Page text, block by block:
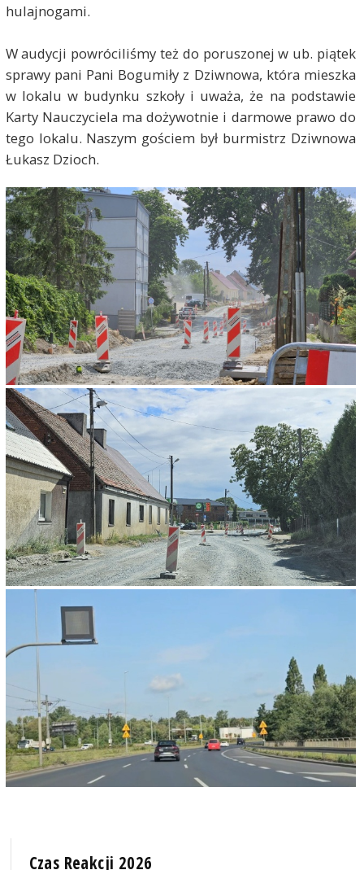
hulajnogami.
W audycji powróciliśmy też do poruszonej w ub. piątek
sprawy pani Pani Bogumiły z Dziwnowa, która mieszka
w lokalu w budynku szkoły i uważa, że na podstawie
Karty Nauczyciela ma dożywotnie i darmowe prawo do
tego lokalu. Naszym gościem był burmistrz Dziwnowa
Łukasz Dzioch.
Czas Reakcji 2026